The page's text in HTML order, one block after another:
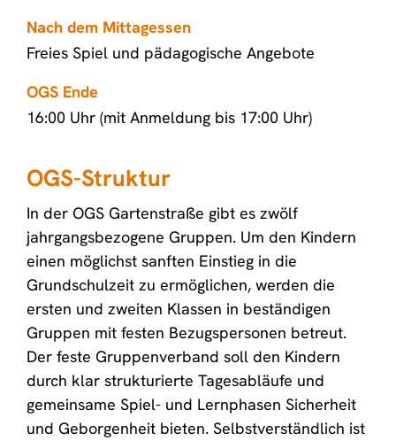
Nach dem Mittagessen
Freies Spiel und pädagogische Angebote
OGS Ende
16:00 Uhr (mit Anmeldung bis 17:00 Uhr)
OGS-Struktur
In der OGS Gartenstraße gibt es zwölf
jahrgangsbezogene Gruppen. Um den Kindern
einen möglichst sanften Einstieg in die
Grundschulzeit zu ermöglichen, werden die
ersten und zweiten Klassen in beständigen
Gruppen mit festen Bezugspersonen betreut.
Der feste Gruppenverband soll den Kindern
durch klar strukturierte Tagesabläufe und
gemeinsame Spiel- und Lernphasen Sicherheit
und Geborgenheit bieten. Selbstverständlich ist